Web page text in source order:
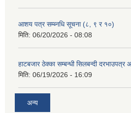
आशय पत्र सम्ब्नधि सूचना (८, ९ र १०)
मिति: 06/20/2026 - 08:08
हाटबजार ठेक्का सम्बन्धी सिलबन्दी दरभाउपत्र
मिति: 06/19/2026 - 16:09
अन्य